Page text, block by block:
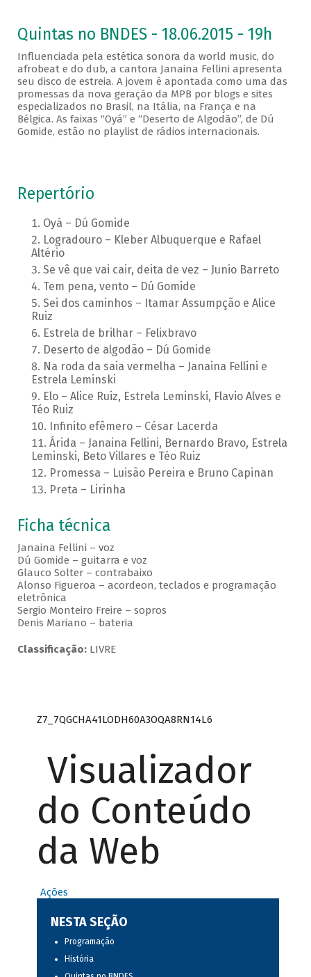
Quintas no BNDES - 18.06.2015 - 19h
Influenciada pela estética sonora da world music, do
afrobeat e do dub, a cantora Janaina Fellini apresenta
seu disco de estreia. A jovem é apontada como uma das
promessas da nova geração da MPB por blogs e sites
especializados no Brasil, na Itália, na França e na
Bélgica. As faixas “Oyá” e “Deserto de Algodão”, de Dú
Gomide, estão no playlist de rádios internacionais.
Repertório
Oyá – Dú Gomide
Logradouro – Kleber Albuquerque e Rafael
Altério
Se vê que vai cair, deita de vez – Junio Barreto
Tem pena, vento – Dú Gomide
Sei dos caminhos – Itamar Assumpção e Alice
Ruiz
Estrela de brilhar – Felixbravo
Deserto de algodão – Dú Gomide
Na roda da saia vermelha – Janaina Fellini e
Estrela Leminski
Elo – Alice Ruiz, Estrela Leminski, Flavio Alves e
Téo Ruiz
Infinito efêmero – César Lacerda
Árida – Janaina Fellini, Bernardo Bravo, Estrela
Leminski, Beto Villares e Téo Ruiz
Promessa – Luisão Pereira e Bruno Capinan
Preta – Lirinha
Ficha técnica
Janaina Fellini – voz
Dú Gomide – guitarra e voz
Glauco Solter – contrabaixo
Alonso Figueroa – acordeon, teclados e programação
eletrônica
Sergio Monteiro Freire – sopros
Denis Mariano – bateria
Classificação:LIVRE
Z7_7QGCHA41LODH60A3OQA8RN14L6
Visualizador
do Conteúdo
da Web
Ações
NESTA SEÇÃO
Programação
História